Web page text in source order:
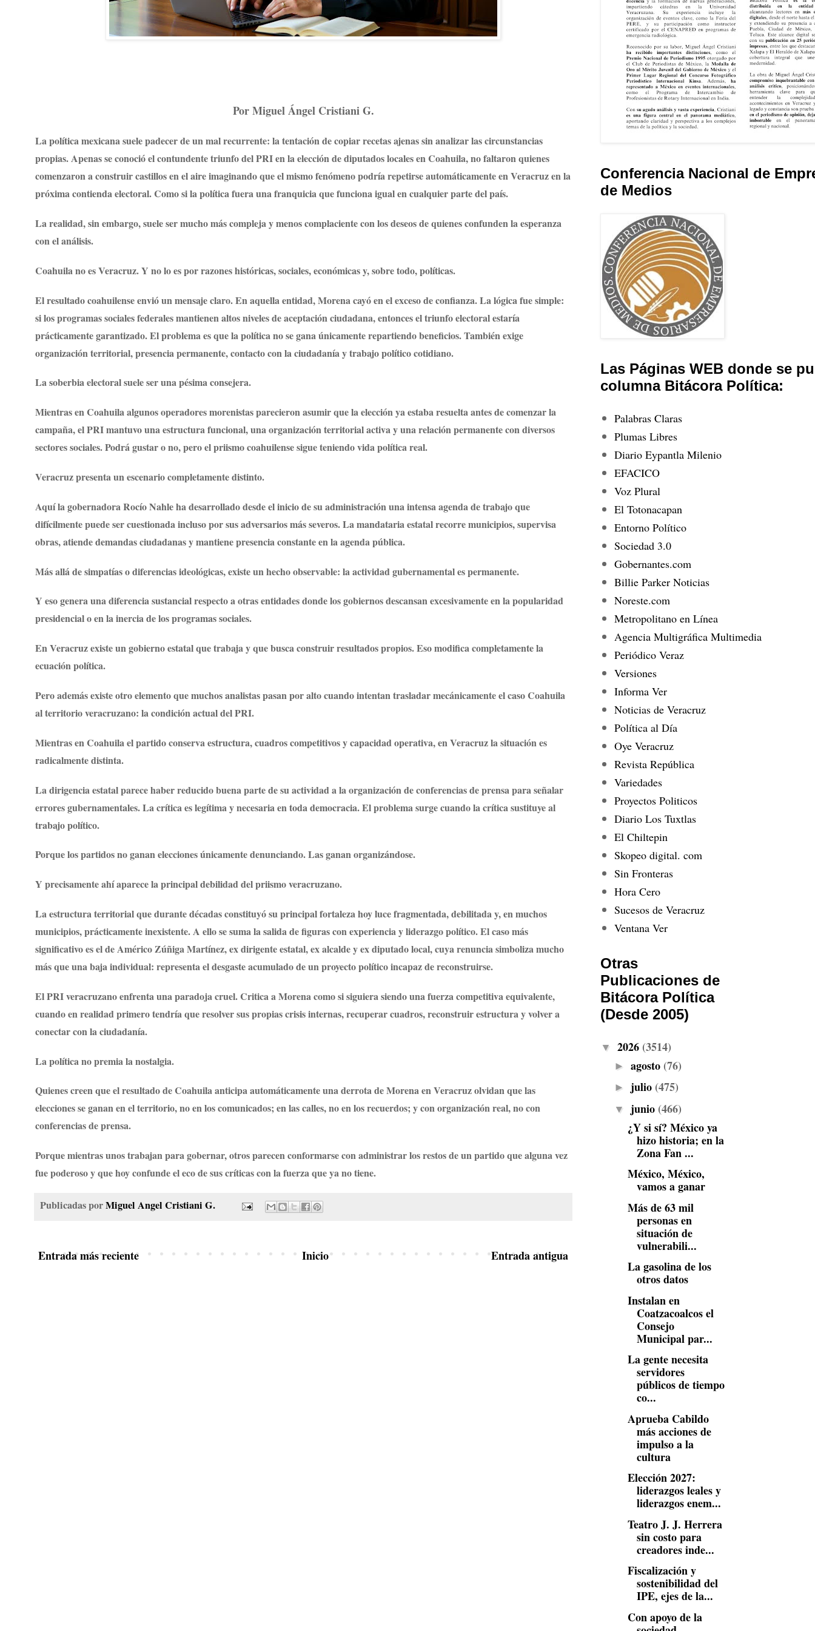
Por Miguel Ángel Cristiani G.
La política mexicana suele padecer de un mal recurrente: la tentación de copiar recetas ajenas sin analizar las circunstancias
propias. Apenas se conoció el contundente triunfo del PRI en la elección de diputados locales en Coahuila, no faltaron quienes
comenzaron a construir castillos en el aire imaginando que el mismo fenómeno podría repetirse automáticamente en Veracruz en la
próxima contienda electoral. Como si la política fuera una franquicia que funciona igual en cualquier parte del país.
La realidad, sin embargo, suele ser mucho más compleja y menos complaciente con los deseos de quienes confunden la esperanza
con el análisis.
Coahuila no es Veracruz. Y no lo es por razones históricas, sociales, económicas y, sobre todo, políticas.
El resultado coahuilense envió un mensaje claro. En aquella entidad, Morena cayó en el exceso de confianza. La lógica fue simple:
si los programas sociales federales mantienen altos niveles de aceptación ciudadana, entonces el triunfo electoral estaría
prácticamente garantizado. El problema es que la política no se gana únicamente repartiendo beneficios. También exige
organización territorial, presencia permanente, contacto con la ciudadanía y trabajo político cotidiano.
La soberbia electoral suele ser una pésima consejera.
Mientras en Coahuila algunos operadores morenistas parecieron asumir que la elección ya estaba resuelta antes de comenzar la
campaña, el PRI mantuvo una estructura funcional, una organización territorial activa y una relación permanente con diversos
sectores sociales. Podrá gustar o no, pero el priismo coahuilense sigue teniendo vida política real.
Veracruz presenta un escenario completamente distinto.
Aquí la gobernadora Rocío Nahle ha desarrollado desde el inicio de su administración una intensa agenda de trabajo que
difícilmente puede ser cuestionada incluso por sus adversarios más severos. La mandataria estatal recorre municipios, supervisa
obras, atiende demandas ciudadanas y mantiene presencia constante en la agenda pública.
Más allá de simpatías o diferencias ideológicas, existe un hecho observable: la actividad gubernamental es permanente.
Y eso genera una diferencia sustancial respecto a otras entidades donde los gobiernos descansan excesivamente en la popularidad
presidencial o en la inercia de los programas sociales.
En Veracruz existe un gobierno estatal que trabaja y que busca construir resultados propios. Eso modifica completamente la
ecuación política.
Pero además existe otro elemento que muchos analistas pasan por alto cuando intentan trasladar mecánicamente el caso Coahuila
al territorio veracruzano: la condición actual del PRI.
Mientras en Coahuila el partido conserva estructura, cuadros competitivos y capacidad operativa, en Veracruz la situación es
radicalmente distinta.
La dirigencia estatal parece haber reducido buena parte de su actividad a la organización de conferencias de prensa para señalar
errores gubernamentales. La crítica es legítima y necesaria en toda democracia. El problema surge cuando la crítica sustituye al
trabajo político.
Porque los partidos no ganan elecciones únicamente denunciando. Las ganan organizándose.
Y precisamente ahí aparece la principal debilidad del priismo veracruzano.
La estructura territorial que durante décadas constituyó su principal fortaleza hoy luce fragmentada, debilitada y, en muchos
municipios, prácticamente inexistente. A ello se suma la salida de figuras con experiencia y liderazgo político. El caso más
significativo es el de Américo Zúñiga Martínez, ex dirigente estatal, ex alcalde y ex diputado local, cuya renuncia simboliza mucho
más que una baja individual: representa el desgaste acumulado de un proyecto político incapaz de reconstruirse.
El PRI veracruzano enfrenta una paradoja cruel. Critica a Morena como si siguiera siendo una fuerza competitiva equivalente,
cuando en realidad primero tendría que resolver sus propias crisis internas, recuperar cuadros, reconstruir estructura y volver a
conectar con la ciudadanía.
La política no premia la nostalgia.
Quienes creen que el resultado de Coahuila anticipa automáticamente una derrota de Morena en Veracruz olvidan que las
elecciones se ganan en el territorio, no en los comunicados; en las calles, no en los recuerdos; y con organización real, no con
conferencias de prensa.
Porque mientras unos trabajan para gobernar, otros parecen conformarse con administrar los restos de un partido que alguna vez
fue poderoso y que hoy confunde el eco de sus críticas con la fuerza que ya no tiene.
Publicadas porMiguel Angel Cristiani G.
Entrada más reciente Entrada antigua
Inicio
Conferencia Nacional de
de Medios
Las Páginas WEB donde se
columna Bitácora Política:
Palabras Claras
Plumas Libres
Diario Eypantla Milenio
EFACICO
Voz Plural
El Totonacapan
Entorno Político
Sociedad 3.0
Gobernantes.com
Billie Parker Noticias
Noreste.com
Metropolitano en Línea
Agencia Multigráfica Multimedia
Periódico Veraz
Versiones
Informa Ver
Noticias de Veracruz
Política al Día
Oye Veracruz
Revista República
Variedades
Proyectos Politicos
Diario Los Tuxtlas
El Chiltepin
Skopeo digital. com
Sin Fronteras
Hora Cero
Sucesos de Veracruz
Ventana Ver
Otras
Publicaciones de
Bitácora Política
(Desde 2005)
▼ 2026 (3514)
► agosto (76)
► julio (475)
▼ junio (466)
¿Y si sí? México ya
hizo historia; en la
Zona Fan ...
México, México,
vamos a ganar
Más de 63 mil
personas en
situación de
vulnerabili...
La gasolina de los
otros datos
Instalan en
Coatzacoalcos el
Consejo
Municipal par...
La gente necesita
servidores
públicos de tiempo
co...
Aprueba Cabildo
más acciones de
impulso a la
cultura
Elección 2027:
liderazgos leales y
liderazgos enem...
Teatro J. J. Herrera
sin costo para
creadores inde...
Fiscalización y
sostenibilidad del
IPE, ejes de la...
Con apoyo de la